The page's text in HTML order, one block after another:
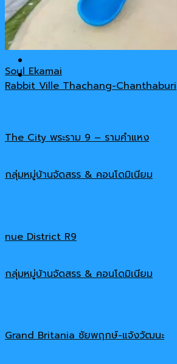
Cart
No products in the cart.
Soul Ekamai
Rabbit Ville Thachang-Chanthaburi
The City พระราม 9 – รามคำแหง
กลุ่มหมู่บ้านจัดสรร & คอนโดมิเนียม
nue District R9
กลุ่มหมู่บ้านจัดสรร & คอนโดมิเนียม
Grand Britania ชัยพฤกษ์-แจ้งวัฒนะ